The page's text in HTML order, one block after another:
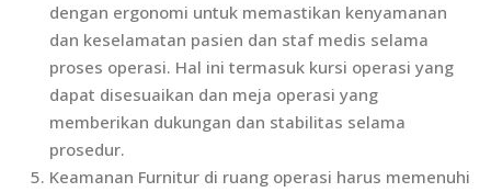
dengan ergonomi untuk memastikan kenyamanan
dan keselamatan pasien dan staf medis selama
proses operasi. Hal ini termasuk kursi operasi yang
dapat disesuaikan dan meja operasi yang
memberikan dukungan dan stabilitas selama
prosedur.
Keamanan Furnitur di ruang operasi harus memenuhi